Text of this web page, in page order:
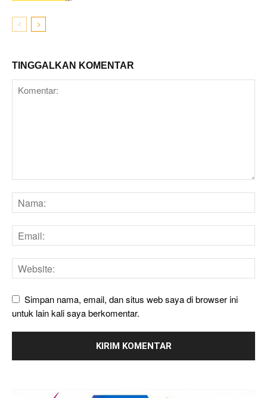
TINGGALKAN KOMENTAR
Simpan nama, email, dan situs web saya di browser ini
untuk lain kali saya berkomentar.